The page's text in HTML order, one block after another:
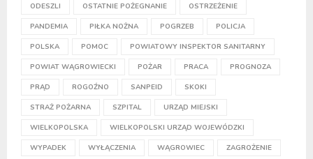
ODESZLI OSTATNIE POŻEGNANIE OSTRZEŻENIE
PANDEMIA PIŁKA NOŻNA POGRZEB POLICJA
POLSKA POMOC POWIATOWY INSPEKTOR SANITARNY
POWIAT WĄGROWIECKI POŻAR PRACA PROGNOZA
PRĄD ROGOŹNO SANPEID SKOKI
STRAŻ POŻARNA SZPITAL URZĄD MIEJSKI
WIELKOPOLSKA WIELKOPOLSKI URZĄD WOJEWÓDZKI
WYPADEK WYŁĄCZENIA WĄGROWIEC ZAGROŻENIE